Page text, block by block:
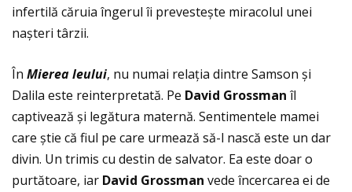
infertilă căruia îngerul îi prevestește miracolul unei
nașteri târzii.
În Mierea leului, nu numai relaţia dintre Samson și
Dalila este reinterpretată. Pe David Grossman îl
captivează și legătura maternă. Sentimentele mamei
care știe că fiul pe care urmează să-l nască este un dar
divin. Un trimis cu destin de salvator. Ea este doar o
purtătoare, iar David Grossman vede încercarea ei de